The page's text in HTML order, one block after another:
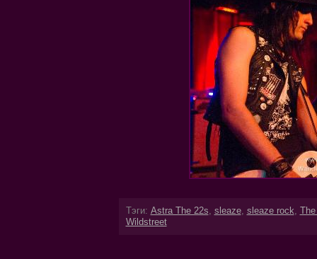
Тэги: Astra The 22s, sleaze, sleaze rock,
Wildstreet